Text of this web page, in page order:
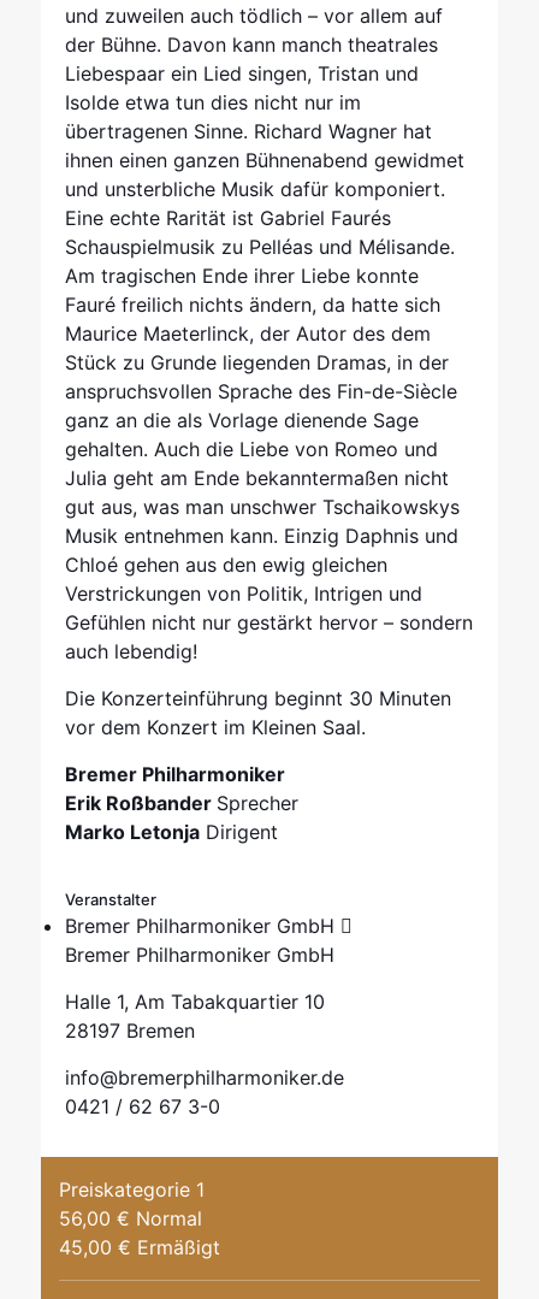
und zuweilen auch tödlich – vor allem auf
der Bühne. Davon kann manch theatrales
Liebespaar ein Lied singen, Tristan und
Isolde etwa tun dies nicht nur im
übertragenen Sinne. Richard Wagner hat
ihnen einen ganzen Bühnenabend gewidmet
und unsterbliche Musik dafür komponiert.
Eine echte Rarität ist Gabriel Faurés
Schauspielmusik zu Pelléas und Mélisande.
Am tragischen Ende ihrer Liebe konnte
Fauré freilich nichts ändern, da hatte sich
Maurice Maeterlinck, der Autor des dem
Stück zu Grunde liegenden Dramas, in der
anspruchsvollen Sprache des Fin-de-Siècle
ganz an die als Vorlage dienende Sage
gehalten. Auch die Liebe von Romeo und
Julia geht am Ende bekanntermaßen nicht
gut aus, was man unschwer Tschaikowskys
Musik entnehmen kann. Einzig Daphnis und
Chloé gehen aus den ewig gleichen
Verstrickungen von Politik, Intrigen und
Gefühlen nicht nur gestärkt hervor – sondern
auch lebendig!
Die Konzerteinführung beginnt 30 Minuten
vor dem Konzert im Kleinen Saal.
Bremer Philharmoniker
Erik Roßbander Sprecher
Marko Letonja Dirigent
Veranstalter
Bremer Philharmoniker GmbH
Bremer Philharmoniker GmbH
Halle 1, Am Tabakquartier 10
28197 Bremen
info@bremerphilharmoniker.de
0421 / 62 67 3-0
Preiskategorie 1
56,00 € Normal
45,00 € Ermäßigt